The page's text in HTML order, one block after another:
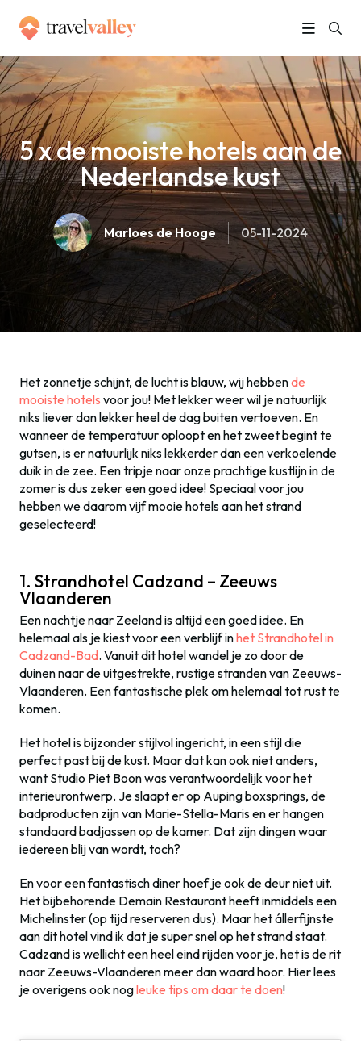
Home »
5 x de mooiste hotels aan de
Nederlandse kust
Marloes de Hooge 05-11-2024
Het zonnetje schijnt, de lucht is blauw, wij hebbende
mooiste hotels voor jou! Met lekker weer wil je natuurlijk
niks liever dan lekker heel de dag buiten vertoeven. En
wanneer de temperatuur oploopt en het zweet begint te
gutsen, is er natuurlijk niks lekkerder dan een verkoelende
duik in de zee. Een tripje naar onze prachtige kustlijn in de
zomer is dus zeker een goed idee! Speciaal voor jou
hebben we daarom vijf mooie hotels aan het strand
geselecteerd!
1. Strandhotel Cadzand – Zeeuws
Vlaanderen
Een nachtje naar Zeeland is altijd een goed idee. En
helemaal als je kiest voor een verblijf inhet Strandhotel in
Cadzand-Bad. Vanuit dit hotel wandel je zo door de
duinen naar de uitgestrekte, rustige stranden van Zeeuws-
Vlaanderen. Een fantastische plek om helemaal tot rust te
komen.
Het hotel is bijzonder stijlvol ingericht, in een stijl die
perfect past bij de kust. Maar dat kan ook niet anders,
want Studio Piet Boon was verantwoordelijk voor het
interieurontwerp. Je slaapt er op Auping boxsprings, de
badproducten zijn van Marie-Stella-Maris en er hangen
standaard badjassen op de kamer. Dat zijn dingen waar
iedereen blij van wordt, toch?
En voor een fantastisch diner hoef je ook de deur niet uit.
Het bijbehorende Demain Restaurant heeft inmiddels een
Michelinster (op tijd reserveren dus). Maar het állerfijnste
aan dit hotel vind ik dat je super snel op het strand staat.
Cadzand is wellicht een heel eind rijden voor je, het is de rit
naar Zeeuws-Vlaanderen meer dan waard hoor. Hier lees
je overigens ook nogleuke tips om daar te doen!